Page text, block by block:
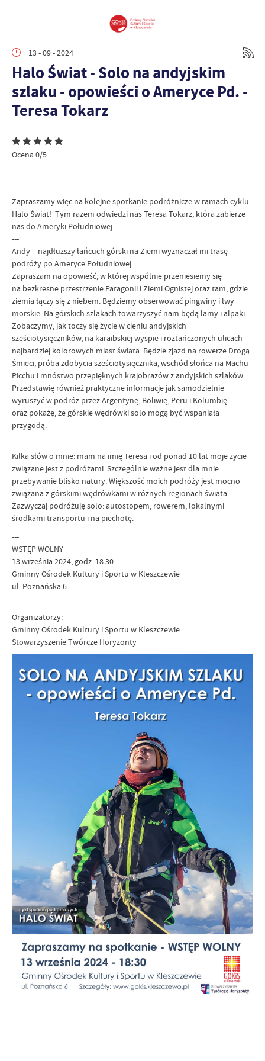
13 - 09 - 2024
Halo Świat - Solo na andyjskim
szlaku - opowieści o Ameryce Pd. -
Teresa Tokarz
Ocena 0/5
Zapraszamy więc na kolejne spotkanie podróżnicze w ramach cyklu
Halo Świat! Tym razem odwiedzi nas Teresa Tokarz, która zabierze
nas do Ameryki Południowej.
---
Andy – najdłuższy łańcuch górski na Ziemi wyznaczał mi trasę
podróży po Ameryce Południowej.
Zapraszam na opowieść, w której wspólnie przeniesiemy się
na bezkresne przestrzenie Patagonii i Ziemi Ognistej oraz tam, gdzie
ziemia łączy się z niebem. Będziemy obserwować pingwiny i lwy
morskie. Na górskich szlakach towarzyszyć nam będą lamy i alpaki.
Zobaczymy, jak toczy się życie w cieniu andyjskich
sześciotysięczników, na karaibskiej wyspie i roztańczonych ulicach
najbardziej kolorowych miast świata. Będzie zjazd na rowerze Drogą
Śmieci, próba zdobycia sześciotysięcznika, wschód słońca na Machu
Picchu i mnóstwo przepięknych krajobrazów z andyjskich szlaków.
Przedstawię również praktyczne informacje jak samodzielnie
wyruszyć w podróż przez Argentynę, Boliwię, Peru i Kolumbię
oraz pokażę, że górskie wędrówki solo mogą być wspaniałą
przygodą.
Kilka słów o mnie: mam na imię Teresa i od ponad 10 lat moje życie
związane jest z podróżami. Szczególnie ważne jest dla mnie
przebywanie blisko natury. Większość moich podróży jest mocno
związana z górskimi wędrówkami w różnych regionach świata.
Zazwyczaj podróżuję solo: autostopem, rowerem, lokalnymi
środkami transportu i na piechotę.
---
WSTĘP WOLNY
13 września 2024, godz. 18:30
Gminny Ośrodek Kultury i Sportu w Kleszczewie
ul. Poznańska 6
Organizatorzy:
Gminny Ośrodek Kultury i Sportu w Kleszczewie
Stowarzyszenie Twórcze Horyzonty